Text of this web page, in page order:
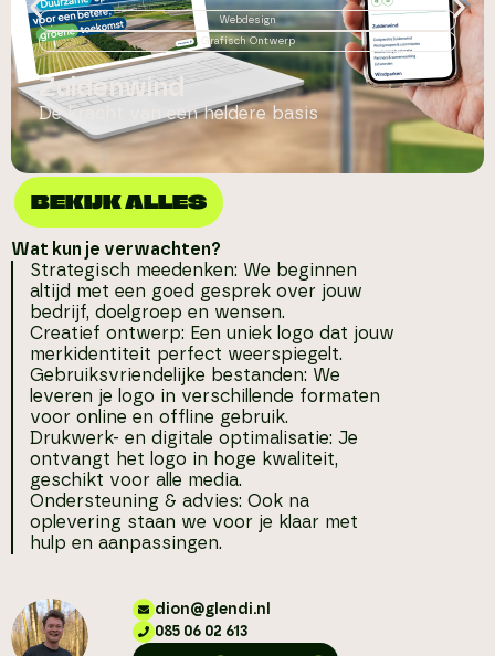
Webdesign
Grafisch Ontwerp
Zuidenwind
De kracht van een heldere basis
BEKIJK ALLES
Wat kun je verwachten?
Strategisch meedenken: We beginnen
altijd met een goed gesprek over jouw
bedrijf, doelgroep en wensen.
Creatief ontwerp: Een uniek logo dat jouw
merkidentiteit perfect weerspiegelt.
Gebruiksvriendelijke bestanden: We
leveren je logo in verschillende formaten
voor online en offline gebruik.
Drukwerk- en digitale optimalisatie: Je
ontvangt het logo in hoge kwaliteit,
geschikt voor alle media.
Ondersteuning & advies: Ook na
oplevering staan we voor je klaar met
hulp en aanpassingen.
dion@glendi.nl
085 06 02 613